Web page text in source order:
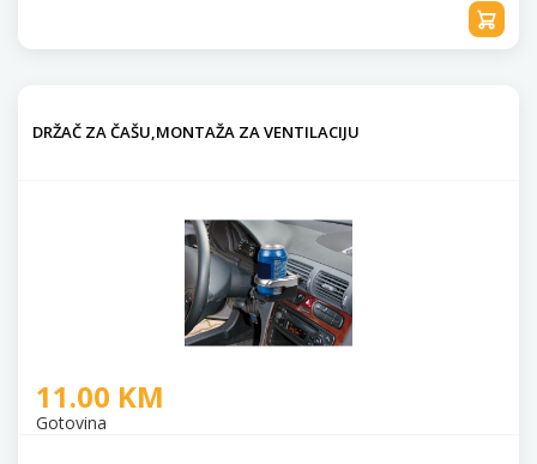
DRŽAČ ZA ČAŠU,MONTAŽA ZA VENTILACIJU
11.00 KM
Gotovina